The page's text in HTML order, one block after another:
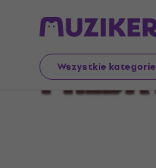
Wszystkie kategorie